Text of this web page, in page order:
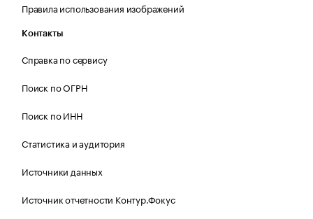
Правила использования изображений
Контакты
Справка по сервису
Поиск по ОГРН
Поиск по ИНН
Статистика и аудитория
Источники данных
Источник отчетности Контур.Фокус